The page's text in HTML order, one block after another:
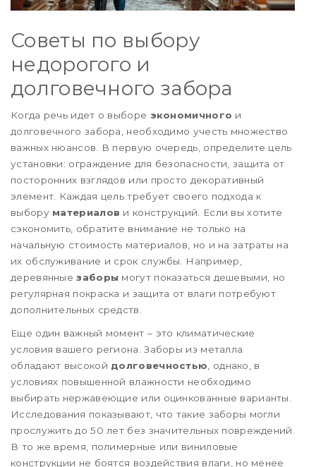
Советы по выбору
недорогого и
долговечного забора
Когда речь идет о выборе экономичного и
долговечного забора, необходимо учесть множество
важных нюансов. В первую очередь, определите цель
установки: ограждение для безопасности, защита от
посторонних взглядов или просто декоративный
элемент. Каждая цель требуeт своего подхода к
выбору материалов и конструкций. Если вы хотите
сэкономить, обратите внимание не только на
начальную стоимость материалов, но и на затраты на
их обслуживание и срок службы. Например,
деревянныезаборы могут показаться дешевыми, но
регулярная покраска и защита от влаги потребуют
дополнительных средств.
Еще один важный момент – это климатические
условия вашего региона. Заборы из металла
обладают высокой долговечностью , однако, в
условиях повышенной влажности необходимо
выбирать нержавеющие или оцинкованные варианты.
Исследования показывают, что такие заборы могли
прослужить до 50 лет без значительных повреждений.
В то же время, полимерные или виниловые
конструкции не боятся воздействия влаги, но менее